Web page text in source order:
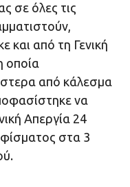
σε όλες τις
και από τη Γενική
οποία
από κάλεσμα
να
Απεργία 24
στα 3